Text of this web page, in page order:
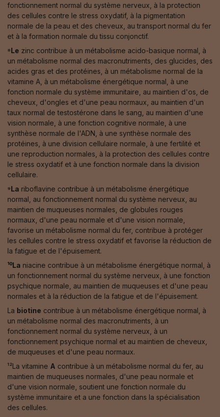
fonctionnement normal du système nerveux, à la protection
des cellules contre le stress oxydatif, à la pigmentation
normale de la peau et des cheveux, au transport normal du fer
et à la formation normale du tissu conjonctif.
⁸Le zinc contribue à un métabolisme acido-basique normal, à
un métabolisme normal des macronutriments, des glucides, des
acides gras et des protéines, à un métabolisme normal de la
vitamine A, à un métabolisme énergétique normal, à une
fonction normale du système immunitaire, au maintien d'os, de
cheveux, d'ongles et d'une peau normaux, au maintien d'un
taux normal de testostérone dans le sang, au maintien d'une
vision normale, à une fonction cognitive normale, à une
synthèse normale de l'ADN, à une synthèse normale des
protéines, à une division cellulaire normale, à une fertilité et
une reproduction normales, à la protection des cellules contre
le stress oxydatif et à une fonction normale dans la division
cellulaire.
⁹La riboflavine contribue à un métabolisme énergétique
normal, au fonctionnement normal du système nerveux, au
maintien de muqueuses normales, de globules rouges
normaux, d'une peau normale et d'une vision normale,
favorise un métabolisme normal du fer, contribue à protéger
les cellules contre le stress oxydatif et favorise la réduction de
la fatigue et de l'épuisement.
¹⁰La niacine contribue à un métabolisme énergétique normal, à
un fonctionnement normal du système nerveux, à une fonction
psychique normale, au maintien de muqueuses et d'une peau
normales et à la réduction de la fatigue et de l'épuisement.
La biotine contribue à un métabolisme énergétique normal, à
un métabolisme normal des macronutriments, à un
fonctionnement normal du système nerveux, à un
fonctionnement psychique normal et au maintien de cheveux,
de muqueuses et d'une peau normaux.
¹²La vitamine A contribue à un métabolisme normal du fer, au
maintien de muqueuses normales, d'une peau normale et
d'une vision normale, soutient une fonction normale du
système immunitaire et a une fonction dans la spécialisation
des cellules.